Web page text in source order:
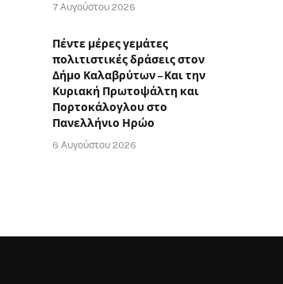
7 Αυγούστου 2026
Πέντε μέρες γεμάτες
πολιτιστικές δράσεις στον
Δήμο Καλαβρύτων – Και την
Κυριακή Πρωτοψάλτη και
Πορτοκάλογλου στο
Πανελλήνιο Ηρώο
6 Αυγούστου 2026